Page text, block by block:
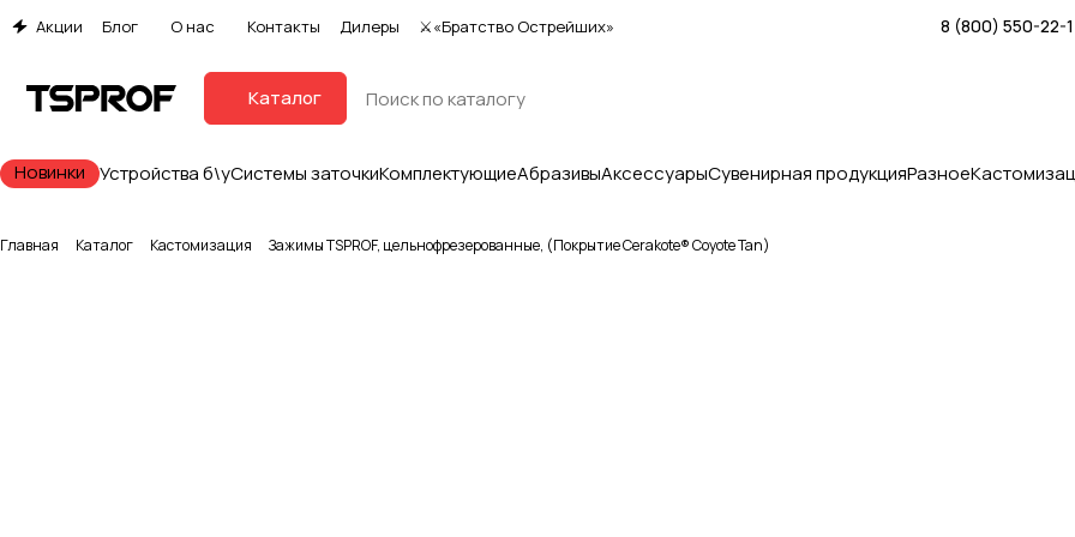
Акции Блог О нас Контакты Дилеры ⚔«Братство Острейших» 8 (800) 550-22-
Каталог
Новинки Устройства б\уСистемы заточкиКомплектующиеАбразивыАксессуарыСувенирная продукцияРазное
Главная Каталог Кастомизация Зажимы TSPROF, цельнофрезерованные, (Покрытие Cerakote® Coyote Tan)